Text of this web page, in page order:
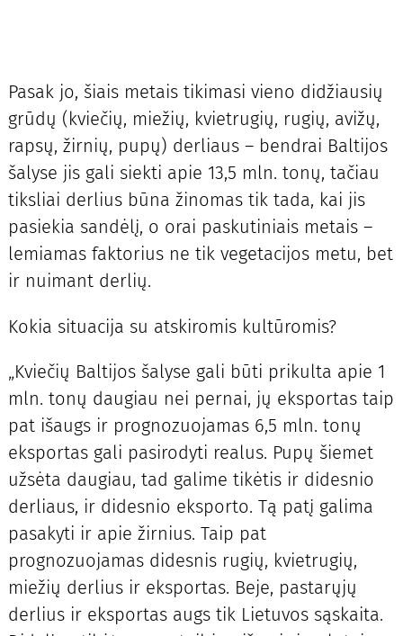
Pasak jo, šiais metais tikimasi vieno didžiausių
grūdų (kviečių, miežių, kvietrugių, rugių, avižų,
rapsų, žirnių, pupų) derliaus – bendrai Baltijos
šalyse jis gali siekti apie 13,5 mln. tonų, tačiau
tiksliai derlius būna žinomas tik tada, kai jis
pasiekia sandėlį, o orai paskutiniais metais –
lemiamas faktorius ne tik vegetacijos metu, bet
ir nuimant derlių.
Kokia situacija su atskiromis kultūromis?
„Kviečių Baltijos šalyse gali būti prikulta apie 1
mln. tonų daugiau nei pernai, jų eksportas taip
pat išaugs ir prognozuojamas 6,5 mln. tonų
eksportas gali pasirodyti realus. Pupų šiemet
užsėta daugiau, tad galime tikėtis ir didesnio
derliaus, ir didesnio eksporto. Tą patį galima
pasakyti ir apie žirnius. Taip pat
prognozuojamas didesnis rugių, kvietrugių,
miežių derlius ir eksportas. Beje, pastarųjų
derlius ir eksportas augs tik Lietuvos sąskaita.